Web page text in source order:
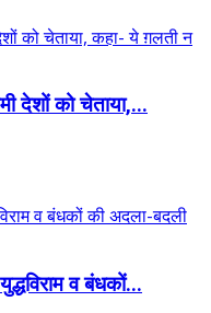
देशों को चेताया,...
व बंधकों...